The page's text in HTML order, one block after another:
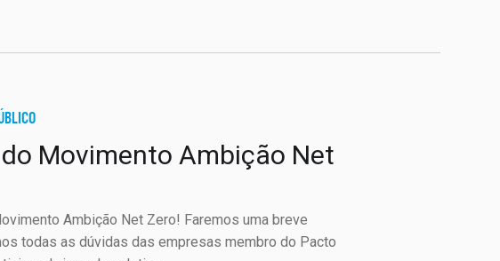
Movimento Ambição Net
Ambição Net Zero! Faremos uma breve
todas as dúvidas das empresas membro do Pacto